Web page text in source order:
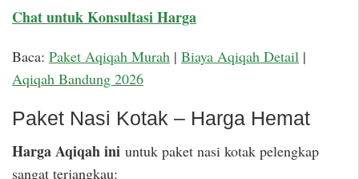
Chat untuk Konsultasi Harga
Baca: Paket Aqiqah Murah | Biaya Aqiqah Detail |
Aqiqah Bandung 2026
Paket Nasi Kotak – Harga Hemat
Harga Aqiqah ini untuk paket nasi kotak pelengkap
sangat terjangkau: